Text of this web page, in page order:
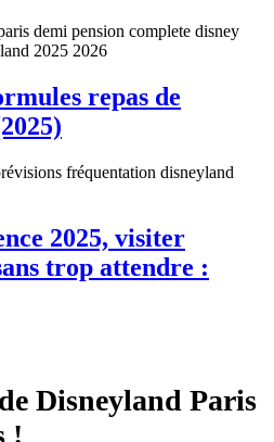
repas de
2025, visiter
trop attendre :
Disneyland Paris